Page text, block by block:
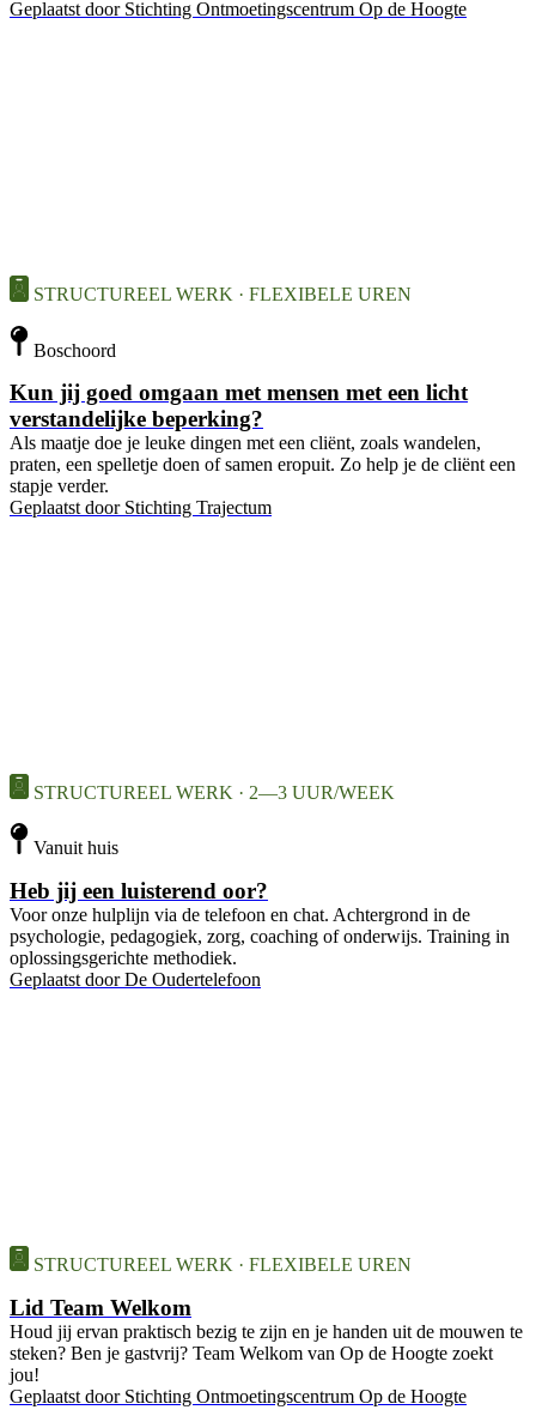
Geplaatst door Stichting Ontmoetingscentrum Op de Hoogte
STRUCTUREEL WERK · FLEXIBELE UREN
Boschoord
Kun jij goed omgaan met mensen met een licht
verstandelijke beperking?
Als maatje doe je leuke dingen met een cliënt, zoals wandelen,
praten, een spelletje doen of samen eropuit. Zo help je de cliënt een
stapje verder.
Geplaatst door Stichting Trajectum
STRUCTUREEL WERK · 2—3 UUR/WEEK
Vanuit huis
Heb jij een luisterend oor?
Voor onze hulplijn via de telefoon en chat. Achtergrond in de
psychologie, pedagogiek, zorg, coaching of onderwijs. Training in
oplossingsgerichte methodiek.
Geplaatst door De Oudertelefoon
STRUCTUREEL WERK · FLEXIBELE UREN
Lid Team Welkom
Houd jij ervan praktisch bezig te zijn en je handen uit de mouwen te
steken? Ben je gastvrij? Team Welkom van Op de Hoogte zoekt
jou!
Geplaatst door Stichting Ontmoetingscentrum Op de Hoogte